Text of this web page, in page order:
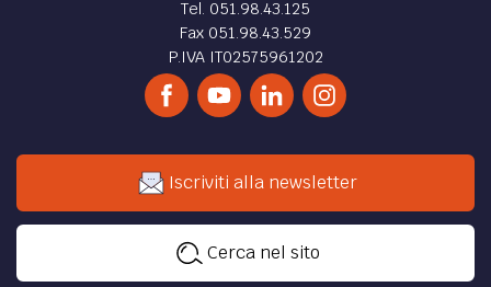
Tel. 051.98.43.125
Fax 051.98.43.529
P.IVA IT02575961202
Iscriviti alla newsletter
Cerca nel sito